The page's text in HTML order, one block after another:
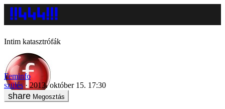
Intim katasztrófák
Feminfo
szülés
2013. október 15. 17:30
Megosztás